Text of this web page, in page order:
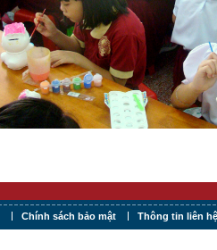
Chính sách bảo mật Thông tin liên hệ